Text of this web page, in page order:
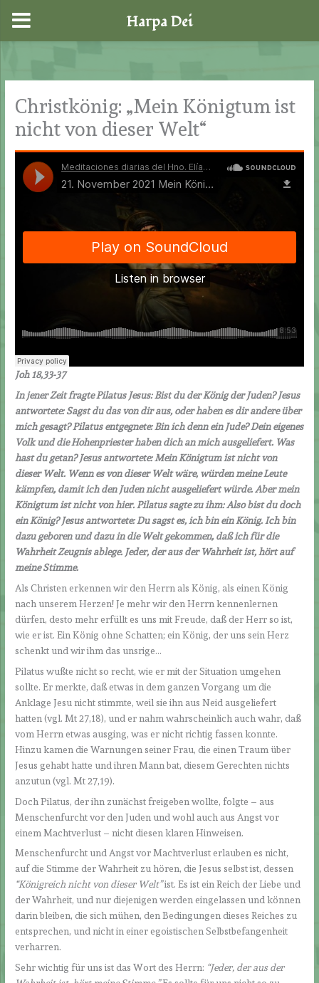
springen
Christkönig: „Mein Königtum ist
nicht von dieser Welt“
Joh 18,33-37
In jener Zeit fragte Pilatus Jesus: Bist du der König der Juden? Jesus
antwortete: Sagst du das von dir aus, oder haben es dir andere über
mich gesagt? Pilatus entgegnete: Bin ich denn ein Jude? Dein eigenes
Volk und die Hohenpriester haben dich an mich ausgeliefert. Was
hast du getan? Jesus antwortete: Mein Königtum ist nicht von
dieser Welt. Wenn es von dieser Welt wäre, würden meine Leute
kämpfen, damit ich den Juden nicht ausgeliefert würde. Aber mein
Königtum ist nicht von hier. Pilatus sagte zu ihm: Also bist du doch
ein König? Jesus antwortete: Du sagst es, ich bin ein König. Ich bin
dazu geboren und dazu in die Welt gekommen, daß ich für die
Wahrheit Zeugnis ablege. Jeder, der aus der Wahrheit ist, hört auf
meine Stimme.
Als Christen erkennen wir den Herrn als König, als einen König
nach unserem Herzen! Je mehr wir den Herrn kennenlernen
dürfen, desto mehr erfüllt es uns mit Freude, daß der Herr so ist,
wie er ist. Ein König ohne Schatten; ein König, der uns sein Herz
schenkt und wir ihm das unsrige…
Pilatus wußte nicht so recht, wie er mit der Situation umgehen
sollte. Er merkte, daß etwas in dem ganzen Vorgang um die
Anklage Jesu nicht stimmte, weil sie ihn aus Neid ausgeliefert
hatten (vgl. Mt 27,18), und er nahm wahrscheinlich auch wahr, daß
vom Herrn etwas ausging, was er nicht richtig fassen konnte.
Hinzu kamen die Warnungen seiner Frau, die einen Traum über
Jesus gehabt hatte und ihren Mann bat, diesem Gerechten nichts
anzutun (vgl. Mt 27,19).
Doch Pilatus, der ihn zunächst freigeben wollte, folgte – aus
Menschenfurcht vor den Juden und wohl auch aus Angst vor
einem Machtverlust – nicht diesen klaren Hinweisen.
Menschenfurcht und Angst vor Machtverlust erlauben es nicht,
auf die Stimme der Wahrheit zu hören, die Jesus selbst ist, dessen
“Königreich nicht von dieser Welt”ist. Es ist ein Reich der Liebe und
der Wahrheit, und nur diejenigen werden eingelassen und können
darin bleiben, die sich mühen, den Bedingungen dieses Reiches zu
entsprechen, und nicht in einer egoistischen Selbstbefangenheit
verharren.
Sehr wichtig für uns ist das Wort des Herrn: “Jeder, der aus der
Harpa Dei